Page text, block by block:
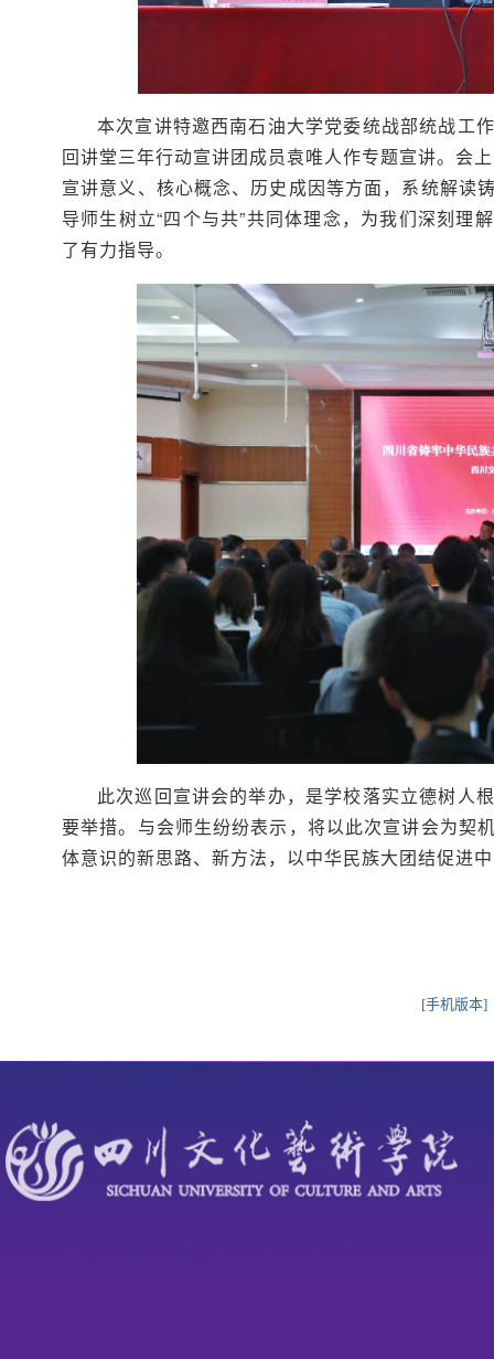
本次宣讲特邀西南石油大学党委统战部统战工
回讲堂三年行动宣讲团成员袁唯人作专题宣讲。会
宣讲意义、核心概念、历史成因等方面，系统解读
导师生树立“四个与共”共同体理念，为我们深刻理
了有力指导。
此次巡回宣讲会的举办，是学校落实立德树人
要举措。与会师生纷纷表示，将以此次宣讲会为契
体意识的新思路、新方法，以中华民族大团结促进
[手机版本]